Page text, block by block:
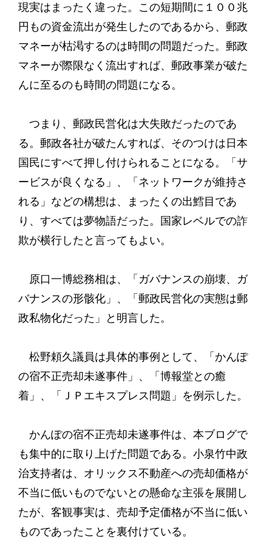
現実はまったく違った。この短期間に１００兆
円もの資金流出が発生したのであるから、郵政
マネーが枯渇するのは時間の問題だった。郵政
マネーが際限なく流出すれば、郵政事業が破た
んに至るのも時間の問題になる。
つまり、郵政民営化は大失敗だったのであ
る。郵政各社が破たんすれば、そのつけは日本
国民にすべて押し付けられることになる。「サ
ービスが良くなる」、「ネットワークが維持さ
れる」などの構想は、まったくの出鱈目であ
り、すべては夢物語だった。国家レベルでの詐
欺が横行したと言ってもよい。
原口一博総務相は、「ガバナンスの崩壊、ガ
バナンスの形骸化」、「郵政民営化の実態は郵
政私物化だった」と明言した。
松野頼久議員は具体的事例として、「かんぽ
の宿不正売却未遂事件」、「博報堂との癒
着」、「ＪＰエキスプレス問題」を例示した。
かんぽの宿不正売却未遂事件は、本ブログで
も集中的に取り上げた問題である。小泉竹中政
治支持者は、オリックス不動産への売却価格が
不当に低いものでないとの懸命な主張を展開し
たが、客観事実は、売却予定価格が不当に低い
ものであったことを裏付けている。